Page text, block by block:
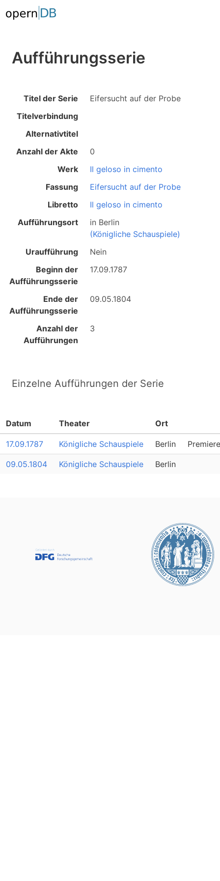
Aufführungsserie
Titel der Serie
Eifersucht auf der Probe
Titelverbindung
Alternativtitel
Anzahl der Akte
0
Werk
Il geloso in cimento
Fassung
Eifersucht auf der Probe
Libretto
Il geloso in cimento
Aufführungsort
in Berlin
(Königliche Schauspiele)
Uraufführung
Nein
Beginn der
Aufführungsserie
17.09.1787
Ende der
Aufführungsserie
09.05.1804
Anzahl der
Aufführungen
3
Einzelne Aufführungen der Serie
Datum Theater Ort
17.09.1787 Königliche Schauspiele Berlin Premiere
09.05.1804 Königliche Schauspiele Berlin